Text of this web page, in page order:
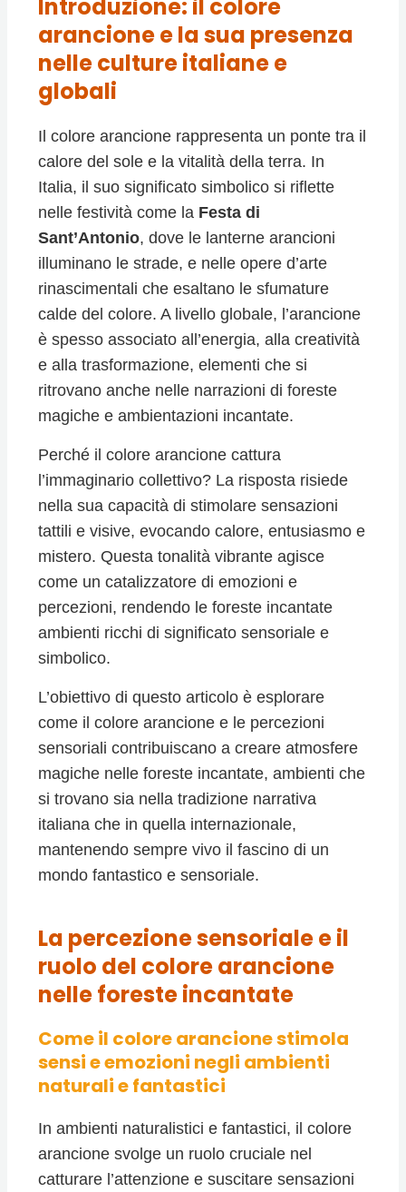
Introduzione: il colore
arancione e la sua presenza
nelle culture italiane e
globali
Il colore arancione rappresenta un ponte tra il
calore del sole e la vitalità della terra. In
Italia, il suo significato simbolico si riflette
nelle festività come la Festa di
Sant’Antonio, dove le lanterne arancioni
illuminano le strade, e nelle opere d’arte
rinascimentali che esaltano le sfumature
calde del colore. A livello globale, l’arancione
è spesso associato all’energia, alla creatività
e alla trasformazione, elementi che si
ritrovano anche nelle narrazioni di foreste
magiche e ambientazioni incantate.
Perché il colore arancione cattura
l’immaginario collettivo? La risposta risiede
nella sua capacità di stimolare sensazioni
tattili e visive, evocando calore, entusiasmo e
mistero. Questa tonalità vibrante agisce
come un catalizzatore di emozioni e
percezioni, rendendo le foreste incantate
ambienti ricchi di significato sensoriale e
simbolico.
L’obiettivo di questo articolo è esplorare
come il colore arancione e le percezioni
sensoriali contribuiscano a creare atmosfere
magiche nelle foreste incantate, ambienti che
si trovano sia nella tradizione narrativa
italiana che in quella internazionale,
mantenendo sempre vivo il fascino di un
mondo fantastico e sensoriale.
La percezione sensoriale e il
ruolo del colore arancione
nelle foreste incantate
Come il colore arancione stimola
sensi e emozioni negli ambienti
naturali e fantastici
In ambienti naturalistici e fantastici, il colore
arancione svolge un ruolo cruciale nel
catturare l’attenzione e suscitare sensazioni